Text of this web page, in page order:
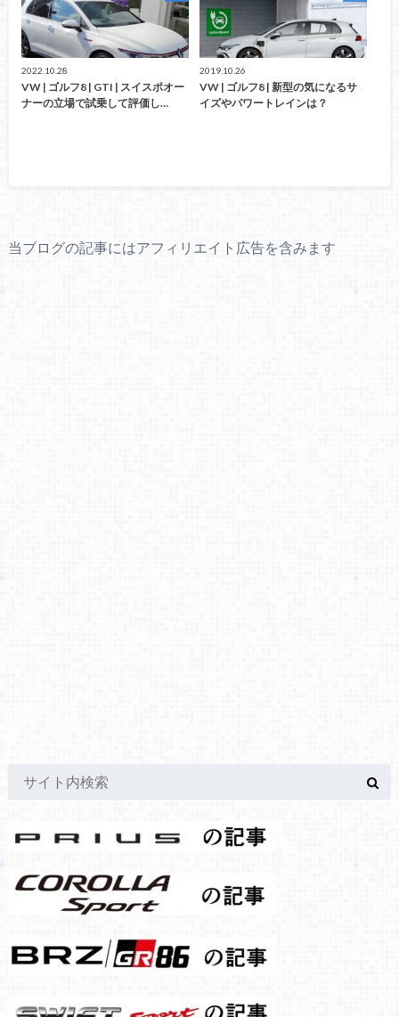
2022.10.28
VW | ゴルフ8 | GTI | スイスポオー
ナーの立場で試乗して評価し…
2019.10.26
VW | ゴルフ8 | 新型の気になるサ
イズやパワートレインは？
当ブログの記事にはアフィリエイト広告を含みます